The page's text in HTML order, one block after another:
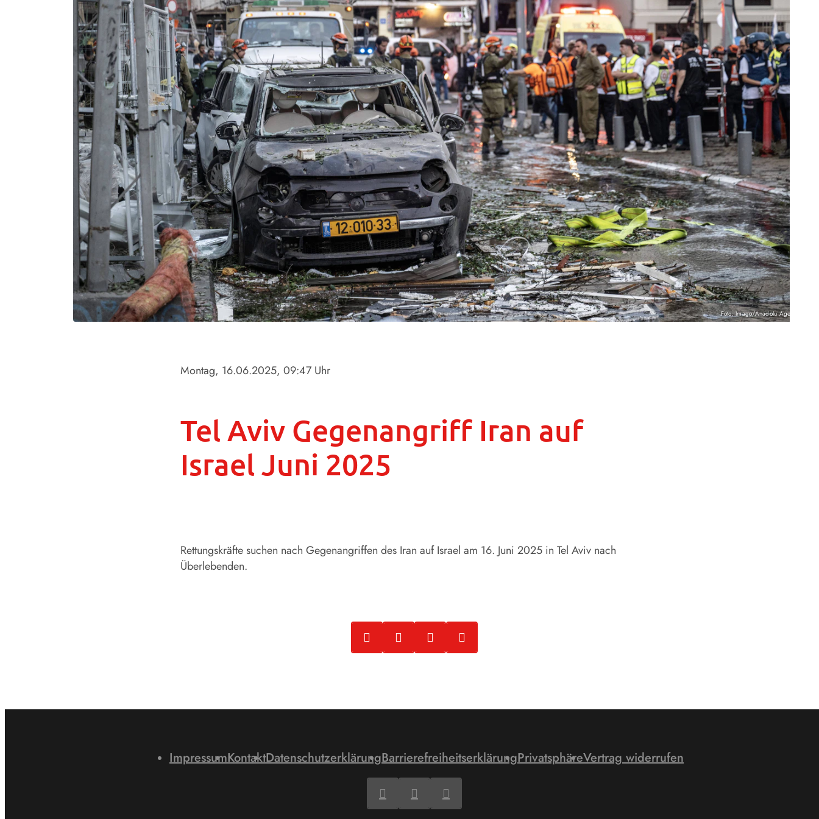
Foto: Imago/Anadolu Agency
Montag, 16.06.2025, 09:47 Uhr
Tel Aviv Gegenangriff Iran auf
Israel Juni 2025
Rettungskräfte suchen nach Gegenangriffen des Iran auf Israel am 16. Juni 2025 in Tel Aviv nach
Überlebenden.
ImpressumKontaktDatenschutzerklärungBarrierefreiheitserklärungPrivatsphäreVertrag widerrufen